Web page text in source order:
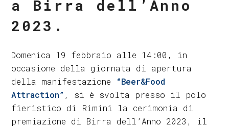
a Birra dell’Anno
2023.
Domenica 19 febbraio alle 14:00, in
occasione della giornata di apertura
della manifestazione
“Beer&Food
Attraction” , si è svolta presso il polo
fieristico di Rimini la cerimonia di
premiazione di Birra dell’Anno 2023, il